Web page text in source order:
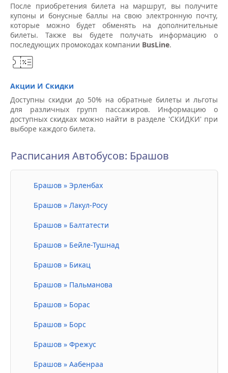
После приобретения билета на маршрут, вы получите
купоны и бонусные баллы на свою электронную почту,
которые можно будет обменять на дополнительные
билеты. Также вы будете получать информацию о
последующих промокодах компании BusLine.
Акции И Скидки
Доступны скидки до 50% на обратные билеты и льготы
для различных групп пассажиров. Информацию о
доступных скидках можно найти в разделе 'СКИДКИ' при
выборе каждого билета.
Расписания Автобусов: Брашов
Брашов » Эрленбах
Брашов » Лакул-Росу
Брашов » Балтатести
Брашов » Бейле-Тушнад
Брашов » Бикац
Брашов » Пальманова
Брашов » Борас
Брашов » Борс
Брашов » Фрежус
Брашов » Аабенраа